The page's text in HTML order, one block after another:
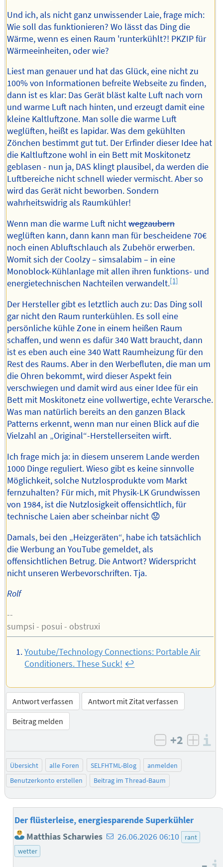
Und ich, als nicht ganz unwissender Laie, frage mich:
Wie soll das funktionieren? Wo lässt das Ding die
Wärme, wenn es einen Raum 'runterkühlt?! PKZIP für
Wärmeeinheiten, oder wie?
Liest man genauer und hat das Glück, eine nicht zu
100% von Informationen befreite Webseite zu finden,
dann ist es klar: Das Gerät bläst kalte Luft nach vorn
und warme Luft nach hinten, und erzeugt damit eine
kleine Kaltluftzone. Man solle die warme Luft
weglüften, heißt es lapidar. Was dem gekühlten
Zönchen bestimmt gut tut. Der Erfinder dieser Idee hat
die Kaltluftzone wohl in ein Bett mit Moskitonetz
geblasen - nun ja, DAS klingt plausibel, da werden die
Luftbereiche nicht schnell wieder vermischt. Aber so
wird das Gerät nicht beworben. Sondern
wahrheitswidrig als Raumkühler!
Wenn man die warme Luft nichtwegzaubern
weglüften kann, dann kann man für bescheidene 70€
noch einen Abluftschlauch als Zubehör erwerben.
Womit sich der Coolzy – simsalabim – in eine
Monoblock-Kühlanlage mit allen ihren funktions- und
energietechnischen Nachteilen verwandelt.[1]
Der Hersteller gibt es letztlich auch zu: Das Ding soll
gar nicht den Raum runterkühlen. Es soll eine
persönliche kühle Zone in einem heißen Raum
schaffen, und wenn es dafür 340 Watt braucht, dann
ist es eben auch eine 340 Watt Raumheizung für den
Rest des Raums. Aber in den Werbefluten, die man um
die Ohren bekommt, wird dieser Aspekt fein
verschwiegen und damit wird aus einer Idee für ein
Bett mit Moskitonetz eine vollwertige, echte Verarsche.
Was man natürlich bereits an den ganzen Black
Patterns erkennt, wenn man nur einen Blick auf die
Vielzahl an „Original“-Herstellerseiten wirft.
Ich frage mich ja: in diesem unserem Lande werden
1000 Dinge reguliert. Wieso gibt es keine sinnvolle
Möglichkeit, solche Nutzlosprodukte vom Markt
fernzuhalten? Für mich, mit Physik-LK Grundwissen
von 1984, ist die Nutzlosigkeit offensichtlich, für
technische Laien aber scheinbar nicht 😟
Damals, bei den „Heizgeräten“, habe ich tatsächlich
die Werbung an YouTube gemeldet, als
offensichtlichen Betrug. Die Antwort? Widerspricht
nicht unseren Werbevorschriften. Tja.
Rolf
--
sumpsi - posui - obstruxi
Youtube/Technology Connections: Portable Air
Conditioners. These Suck! ↩︎
Antwort verfassen
Antwort mit Zitat verfassen
Beitrag melden
negativ
+2
Übersicht alle Foren SELFHTML-Blog
anmelden
Benutzerkonto erstellen
Beitrag im Thread-Baum
Der flüsterleise, energiesparende Superkühler
Matthias Scharwies E- 26.06.2026 06:10
rant
wetter